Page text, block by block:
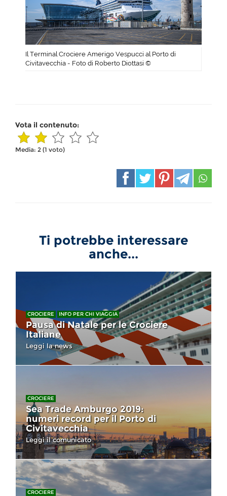
Il Terminal Crociere Amerigo Vespucci al Porto di
Civitavecchia - Foto di Roberto Diottasi ©
Vota il contenuto:
Media: 2 (1 voto)
Ti potrebbe interessare
anche...
CROCIERE INFO PER CHI VIAGGIA
Pausa di Natale per le Crociere
Italiane
Leggi la news
CROCIERE
Sea Trade Amburgo 2019:
numeri record per il Porto di
Civitavecchia
Leggi il comunicato
CROCIERE